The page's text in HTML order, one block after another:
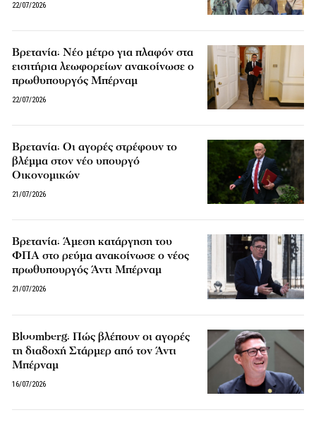
22/07/2026
Βρετανία: Νέο μέτρο για πλαφόν στα
εισιτήρια λεωφορείων ανακοίνωσε ο
πρωθυπουργός Μπέρναμ
22/07/2026
Βρετανία: Οι αγορές στρέφουν το
βλέμμα στον νέο υπουργό
Οικονομικών
21/07/2026
Βρετανία: Άμεση κατάργηση του
ΦΠΑ στο ρεύμα ανακοίνωσε ο νέος
πρωθυπουργός Άντι Μπέρναμ
21/07/2026
Bloomberg: Πώς βλέπουν οι αγορές
τη διαδοχή Στάρμερ από τον Άντι
Μπέρναμ
16/07/2026